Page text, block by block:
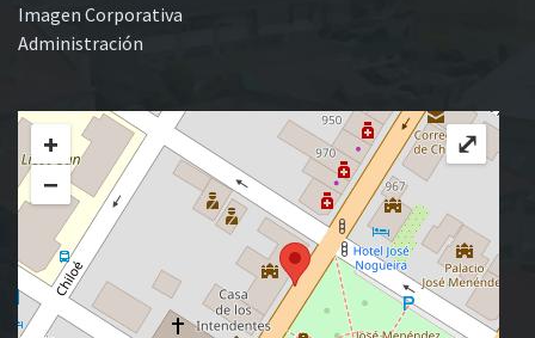
Imagen Corporativa
Administración
+
−
⤢